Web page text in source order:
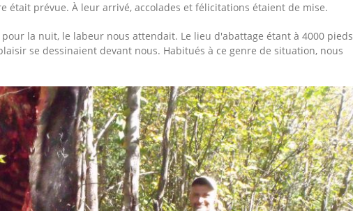
était prévue. À leur arrivé, accolades et félicitations étaient de mise.
la nuit, le labeur nous attendait. Le lieu d'abattage étant à 4000 pieds
se dessinaient devant nous. Habitués à ce genre de situation, nous